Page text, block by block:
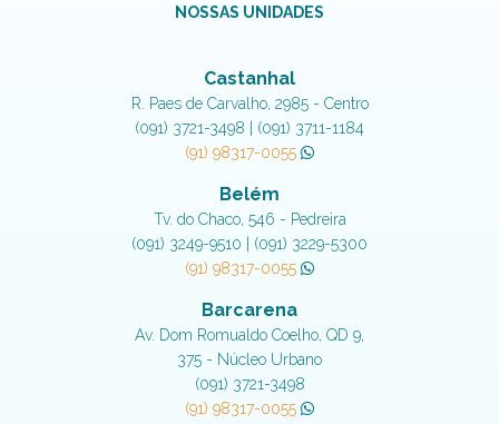
NOSSAS UNIDADES
Castanhal
R. Paes de Carvalho, 2985 - Centro
(091) 3721-3498 | (091) 3711-1184
(91) 98317-0055
Belém
Tv. do Chaco, 546 - Pedreira
(091) 3249-9510 | (091) 3229-5300
(91) 98317-0055
Barcarena
Av. Dom Romualdo Coelho, QD 9,
375 - Núcleo Urbano
(091) 3721-3498
(91) 98317-0055